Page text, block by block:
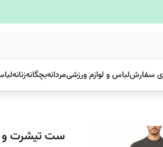
سفارشلباس و لوازم ورزشیمردانهبچگانهزنانه
ست تیشرت و